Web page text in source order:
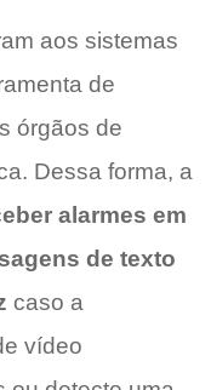
aos sistemas
de
órgãos de
Dessa forma, a
alarmes em
de texto
caso a
vídeo